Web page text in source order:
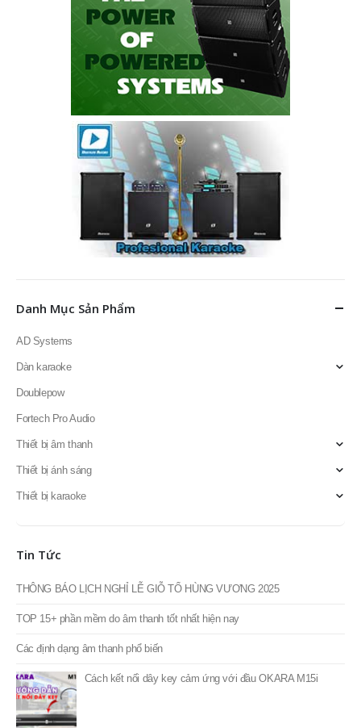
Danh Mục Sản Phẩm
AD Systems
Dàn karaoke
Doublepow
Fortech Pro Audio
Thiết bị âm thanh
Thiết bị ánh sáng
Thiết bị karaoke
Tin Tức
THÔNG BÁO LỊCH NGHỈ LỄ GIỖ TỔ HÙNG VƯƠNG 2025
TOP 15+ phần mềm do âm thanh tốt nhất hiện nay
Các định dạng âm thanh phổ biến
Cách kết nối dây key cảm ứng với đầu OKARA M15i